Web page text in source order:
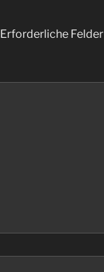
Erforderliche Felder